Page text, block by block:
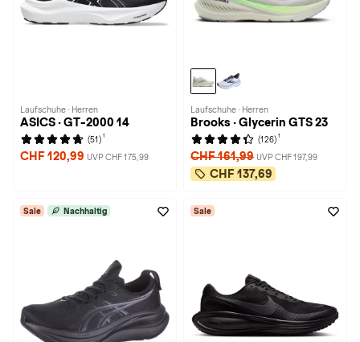
Laufschuhe · Herren
ASICS · GT-2000 14
(51) 1
CHF 120,99 UVP CHF 175,99
Laufschuhe · Herren
Brooks · Glycerin GTS 23
(126) 1
CHF 161,99 UVP CHF 197,99
CHF 137,69
Sale Nachhaltig Sale